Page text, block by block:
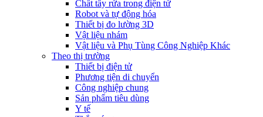
Chất tẩy rửa trong điện tử
Robot và tự động hóa
Thiết bị đo lường 3D
Vật liệu nhám
Vật liệu và Phụ Tùng Công Nghiệp Khác
Theo thị trường
Thiết bị điện tử
Phương tiện di chuyển
Công nghiệp chung
Sản phẩm tiêu dùng
Y tế